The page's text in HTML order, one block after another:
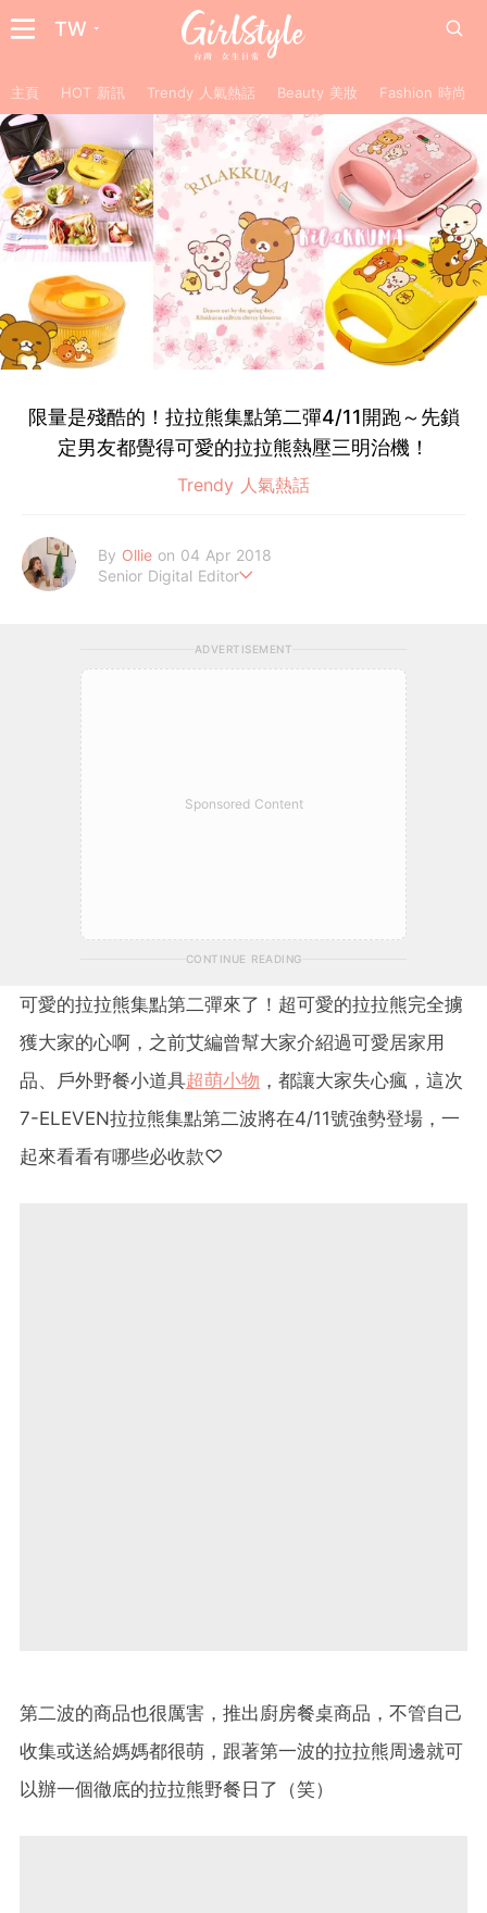
TW
主頁 HOT 新訊 Trendy 人氣熱話 Beauty 美妝 Fashion 時尚
限量是殘酷的！拉拉熊集點第二彈4/11開跑～先鎖
定男友都覺得可愛的拉拉熊熱壓三明治機！
Trendy 人氣熱話
By Ollie on 04 Apr 2018
Senior Digital Editor
ADVERTISEMENT
Sponsored Content
CONTINUE READING
可愛的拉拉熊集點第二彈來了！超可愛的拉拉熊完全擄
獲大家的心啊，之前艾編曾幫大家介紹過可愛居家用
品、戶外野餐小道具超萌小物 ，都讓大家失心瘋，這次
7-ELEVEN拉拉熊集點第二波將在4/11號強勢登場，一
起來看看有哪些必收款♡
第二波的商品也很厲害，推出廚房餐桌商品，不管自己
收集或送給媽媽都很萌，跟著第一波的拉拉熊周邊就可
以辦一個徹底的拉拉熊野餐日了（笑）